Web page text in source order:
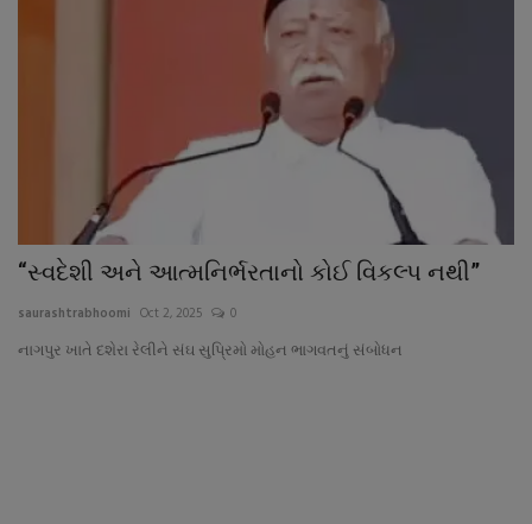
“સ્વદેશી અને આત્મનિર્ભરતાનો કોઈ વિકલ્પ નથી”
saurashtrabhoomi Oct 2, 2025 0
નાગપુર ખાતે દશેરા રેલીને સંઘ સુપ્રિમો મોહન ભાગવતનું સંબોધન